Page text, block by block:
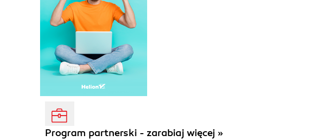
Program partnerski - zarabiaj więcej »